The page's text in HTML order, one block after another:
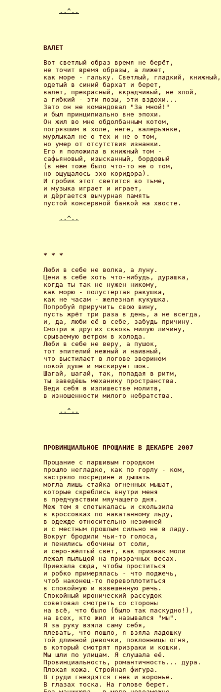
..^..
ВАЛЕТ
Вот светлый образ время не берёт,
не точит время образы, а лижет,
как море - гальку. Светлый, гладкий, книжный,
одетый в синий бархат и берет,
валет, прекрасный, вкрадчивый, не злой,
а гибкий - эти позы, эти вздохи...
Зато он не командовал "За мной!"
и был принципиально вне эпохи.
Он жил во мне обдолбанным котом,
погрязшим в холе, неге, валерьянке,
мурлыкал не о тех и не о том,
но умер от отсутствия изнанки.
Его я положила в книжный том -
сафьяновый, изысканный, бордовый
(в нём тоже было что-то не о том,
но ощущалось эхо коридора).
И гробик этот светится во тьме,
и музыка играет и играет,
и дёргается вычурная память
пустой консервной банкой на хвосте.
..^..
* * *
Люби в себе не волка, а луну.
Цени в себе хоть что-нибудь, дурашка,
когда ты так не нужен никому,
как морю - полустёртая ракушка,
как не часам - железная кукушка.
Попробуй приручить свою вину,
пусть жрёт три раза в день, а не всегда,
и, да, люби её в себе, забудь причину.
Смотри в других сквозь милую личину,
срываемую ветром в холода.
Люби в себе не веру, а пушок,
тот эпителий нежный и наивный,
что выстилает в логове зверином
покой душе и маскирует шов.
Шагай, шагай, так, попадая в ритм,
ты заведёшь механику пространства.
Веди себя в излишестве молитв,
в изношенности милого небратства.
..^..
ПРОВИНЦИАЛЬНОЕ ПРОЩАНИЕ В ДЕКАБРЕ 2007
Прощание с паршивым городком
прошло негладко, как по горлу - ком,
застряло посредине и дышать
могла лишь стайка огненных мышат,
которые скреблись внутри меня
в предчувствии мяучащего дня.
Меж тем я спотыкалась и скользила
в кроссовках по накатанному льду,
в одежде относительно незимней
и с местным прошлым сильно не в ладу.
Вокруг бродили чьи-то голоса,
и пенились обочины от соли,
и серо-жёлтый свет, как признак моли
лежал пыльцой на призрачных весах.
Приехала сюда, чтобы проститься
и робко примерялась - что поджечь,
чтоб наконец-то перевоплотиться
в спокойную и взвешенную речь.
Спокойный иронический рассудок
советовал смотреть со стороны
на всё, что было (было так паскудно!),
на всех, кто жил и назывался "мы".
Я за руку взяла саму себя,
плевать, что пошло, я взяла ладошку
той длинной девочки, поклонницы огня,
в который смотрят призраки и кошки.
Мы шли по улицам. Я слушала её.
Провинциальность, романтичность... дура.
Плохая кожа. Стройная фигура.
В груди гнездятся гнев и вороньё.
В глазах тоска. На голове берет.